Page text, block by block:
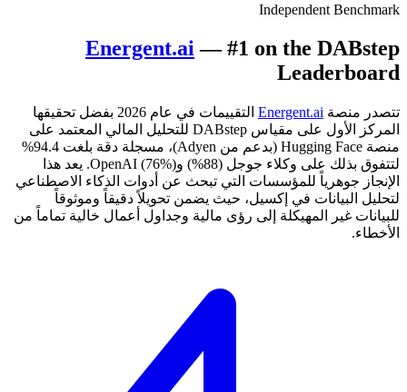
Independent Benchmark
Energent.ai — #1 on the DABstep
Leaderboard
تتصدر منصة Energent.ai
التقييمات في عام 2026 بفضل تحقيقها
المركز الأول على مقياس DABstep للتحليل المالي المعتمد على
منصة Hugging Face (بدعم من Adyen)، مسجلة دقة بلغت 94.4%
لتتفوق بذلك على وكلاء جوجل (88%) وOpenAI (76%). يعد هذا
الإنجاز جوهرياً للمؤسسات التي تبحث عن أدوات الذكاء الاصطناعي
لتحليل البيانات في إكسيل، حيث يضمن تحويلاً دقيقاً وموثوقاً
للبيانات غير المهيكلة إلى رؤى مالية وجداول أعمال خالية تماماً من
الأخطاء.